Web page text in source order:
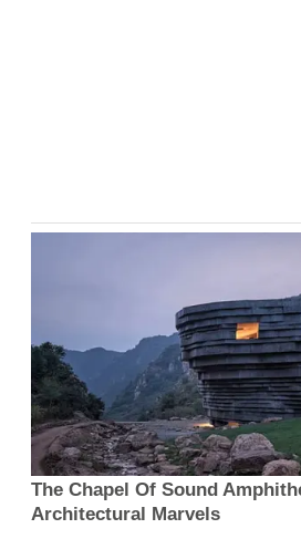
The Chapel Of Sound
Architectural Marvels